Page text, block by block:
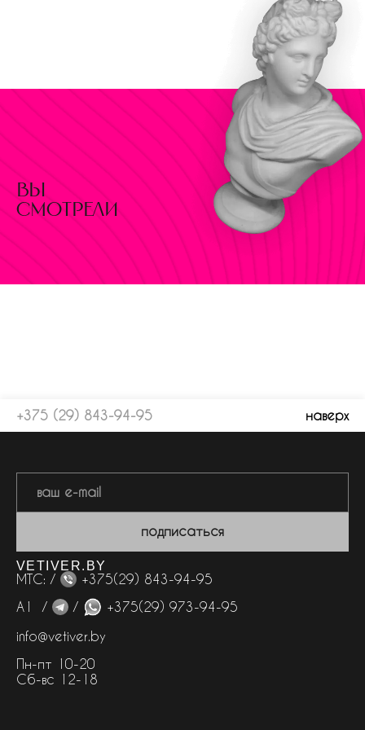
вы
смотрели
+375 (29) 843-94-95 наверх
подписаться
VETIVER.BY
МТС: /
+375(29) 843-94-95
А1 /
/
+375(29) 973-94-95
info@vetiver.by
Пн-пт 10-20
Сб-вс 12-18